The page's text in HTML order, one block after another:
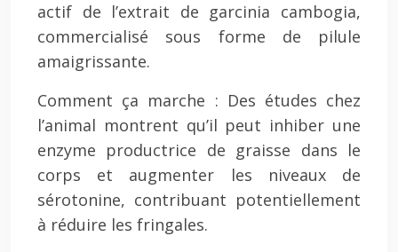
actif de l’extrait de garcinia cambogia,
commercialisé sous forme de pilule
amaigrissante.
Comment ça marche : Des études chez
l’animal montrent qu’il peut inhiber une
enzyme productrice de graisse dans le
corps et augmenter les niveaux de
sérotonine, contribuant potentiellement
à réduire les fringales.